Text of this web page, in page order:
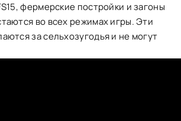
фермерские постройки и загоны
во всех режимах игры. Эти
за сельхозугодья и не могут